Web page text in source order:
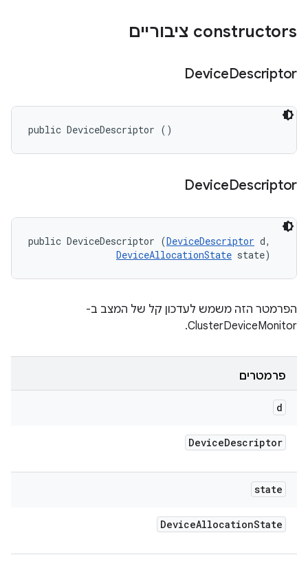
‫constructors ציבוריים
DeviceDescriptor
public DeviceDescriptor ()
DeviceDescriptor
public DeviceDescriptor (DeviceDescriptor d,
DeviceAllocationState state)
הפרמטר הזה משמש לעדכון קל של המצב ב-
ClusterDeviceMonitor.
פרמטרים
d
DeviceDescriptor
state
DeviceAllocationState